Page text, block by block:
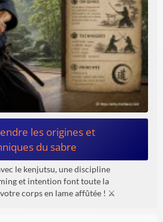
les origines et
du sabre
le kenjutsu, une discipline
et intention font toute la
corps en lame affûtée ! ⚔️